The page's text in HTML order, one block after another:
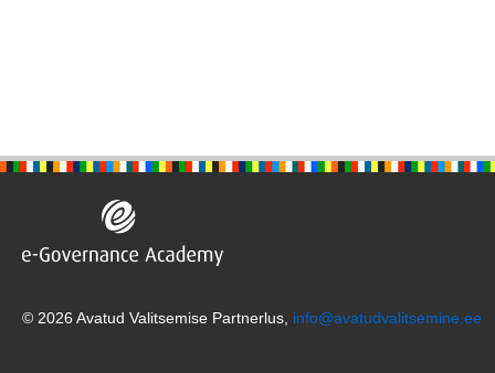
© 2026 Avatud Valitsemise Partnerlus, info@avatudvalitsemine.ee